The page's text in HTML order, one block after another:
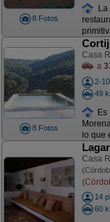
8 Fotos
8 Fotos
Casa
a
2-
49
lo que
Casa
14
60